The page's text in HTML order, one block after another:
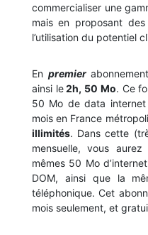
commercialiser une
mais en proposant
l’utilisation du potentiel
En premier
ainsi le2h, 50 Mo. Ce
50 Mo de data internet
mois en France
illimités. Dans cette
mensuelle, vous
mêmes 50 Mo
DOM, ainsi que la
téléphonique. Cet
mois seulement, et